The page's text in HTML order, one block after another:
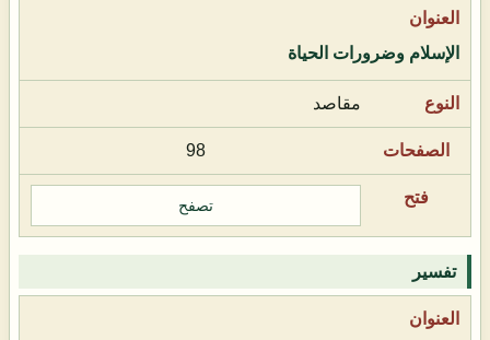
الإسلام وضرورات الحياة
مقاصد
98
تصفح
تفسير